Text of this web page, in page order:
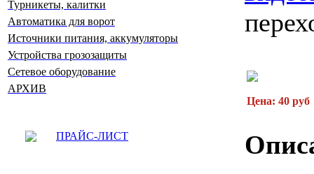
Турникеты, калитки
Автоматика для ворот
Источники питания, аккумуляторы
Устройства грозозащиты
Сетевое оборудование
АРХИВ
ПРАЙС-ЛИСТ
Цена: 40 руб